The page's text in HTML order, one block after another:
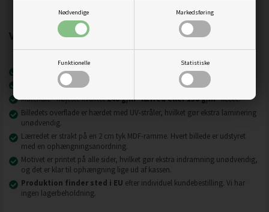
Nødvendige Markedsføring
Funktionelle Statistiske
Vigtigste produktegenskaber:
Nyeste printteknologi
Billeder på lærred er modstandsdygtige over for slid, ridser og snavs.
Materiale - højeste kvalitet240 g/m lærred eller 130 g/m fleece.
Billedets overflade er hærdet med UV-stråler, hvilket gør ekstra laminering
unødvendig.
Lærredet er strakt på en 2 cm tyk MDF-ramme. Hvert billede er udstyret
med en ophængningsanordning.
Motivet er printet på alle sider, hvilket gør ekstra indramning unødvendig,
og det er klar til ophængning lige ud af kassen.
Produktion finder sted i EU efter individuel kundebestilling. Vi har
ingen lagerbeholdning.